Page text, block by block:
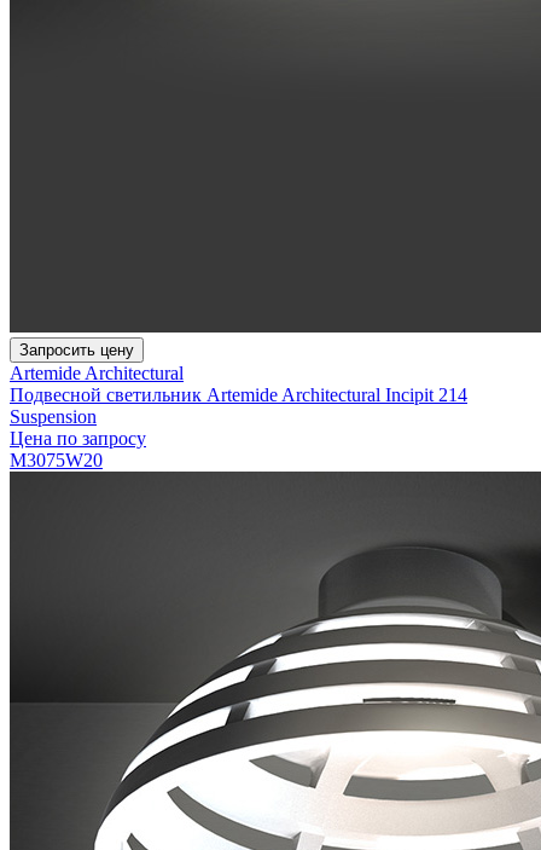
Запросить цену
Artemide Architectural
Подвесной светильник Artemide Architectural Incipit 214
Suspension
Цена по запросу
M3075W20